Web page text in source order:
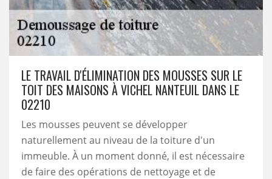
LE TRAVAIL D'ÉLIMINATION DES MOUSSES SUR LE
TOIT DES MAISONS À VICHEL NANTEUIL DANS LE
02210
Les mousses peuvent se développer
naturellement au niveau de la toiture d'un
immeuble. À un moment donné, il est nécessaire
de faire des opérations de nettoyage et de